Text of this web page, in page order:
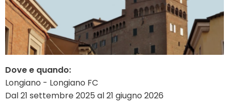
Dove e quando:
Longiano - Longiano FC
Dal 21 settembre 2025 al 21 giugno 2026